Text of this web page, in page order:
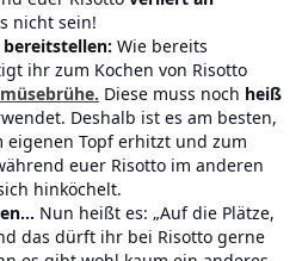
nicht sein!
bereitstellen: Wie bereits
ihr zum Kochen von Risotto
Diese muss noch heiß
Deshalb ist es am besten,
Topf erhitzt und zum
euer Risotto im anderen
hinköchelt.
Nun heißt es: „Auf die Plätze,
das dürft ihr bei Risotto gerne